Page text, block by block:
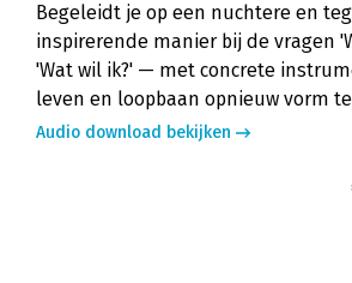
Begeleidt je op een nuchtere en
inspirerende manier bij de vragen
'Wat wil ik?' — met concrete
leven en loopbaan opnieuw vorm
Audio download bekijken